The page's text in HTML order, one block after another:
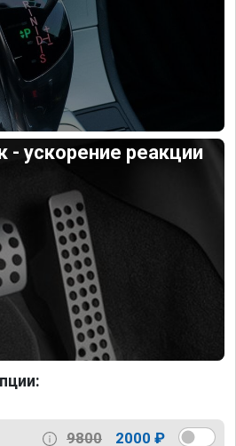
- ускорение реакции
9800 2000 ₽